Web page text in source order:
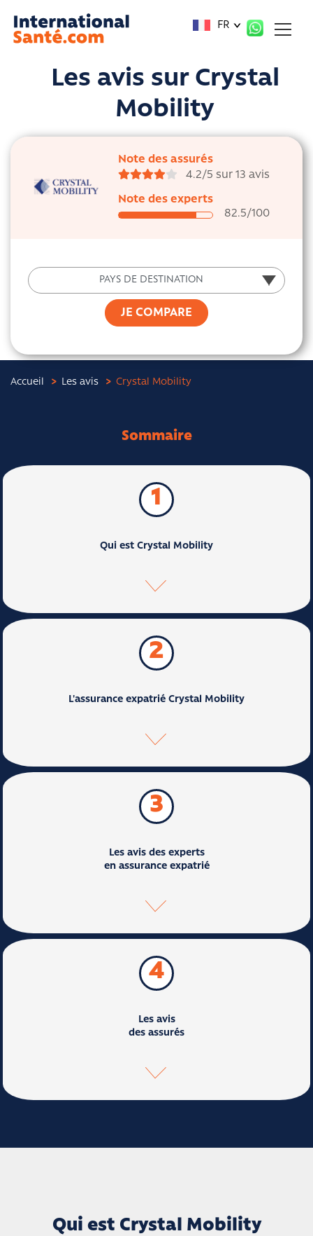
FR
Les avis sur Crystal
Mobility
Note des assurés
4.2/5 sur 13 avis
Note des experts
82.5/100
PAYS DE DESTINATIONPAYS DE DESTINATION
JE COMPARE
Accueil Les avis Crystal Mobility
Sommaire
1
Qui est Crystal Mobility
2
L'assurance expatrié Crystal Mobility
3
Les avis des experts
en assurance expatrié
4
Les avis
des assurés
Qui est Crystal Mobility